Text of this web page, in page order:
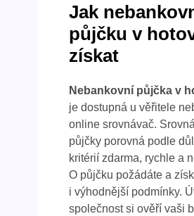
Jak
půjčku v
získat
Nebankovní půjčka v
je dostupná u věřitele
online srovnávač.
půjčky porovná podle
kritérií zdarma, rychle a
O půjčku požádáte a
i výhodnější podmínky.
společnost si ověří vaši